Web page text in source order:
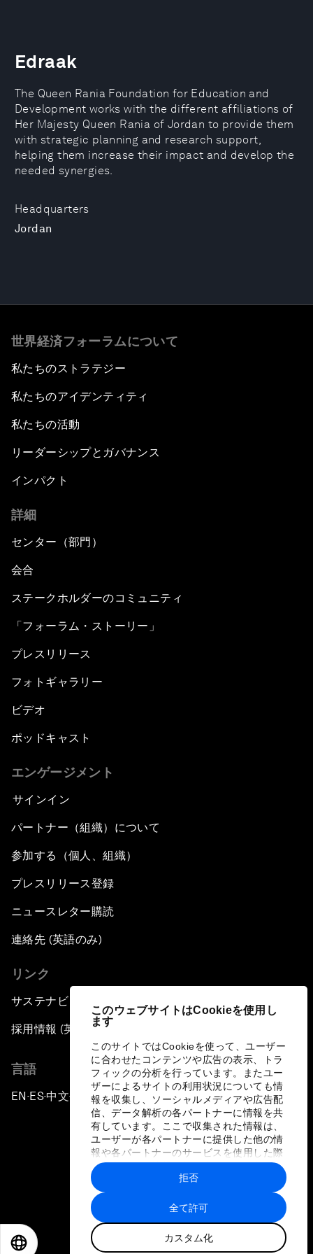
このウェブサイトはCookieを使用し
ます
このサイトではCookieを使って、ユーザー
に合わせたコンテンツや広告の表示、トラ
フィックの分析を行っています。またユー
ザーによるサイトの利用状況についても情
報を収集し、ソーシャルメディアや広告配
信、データ解析の各パートナーに情報を共
有しています。ここで収集された情報は、
ユーザーが各パートナーに提供した他の情
報や各パートナーのサービスを使用した際
に収集された情報と組み合わされ、各パー
トナーによって使用されることがありま
す。
全て許可
カスタム化
拒否
Headquarters
Jordan
Edraak
The Queen Rania Foundation for Education and
Development works with the different affiliations of
Her Majesty Queen Rania of Jordan to provide them
with strategic planning and research support,
helping them increase their impact and develop the
needed synergies.
世界経済フォーラムについて
私たちのストラテジー
私たちのアイデンティティ
私たちの活動
リーダーシップとガバナンス
インパクト
詳細
センター（部門）
会合
ステークホルダーのコミュニティ
「フォーラム・ストーリー」
プレスリリース
フォトギャラリー
ビデオ
ポッドキャスト
エンゲージメント
サインイン
パートナー（組織）について
参加する（個人、組織）
プレスリリース登録
ニュースレター購読
連絡先 (英語のみ)
リンク
サステナビリティへの取り組み
採用情報 (英語のみ)
言語
EN ▪ES▪中文▪ 日本語
プライバシーポリシーと利用規約
サイトマップ
©
世界経済フォーラム